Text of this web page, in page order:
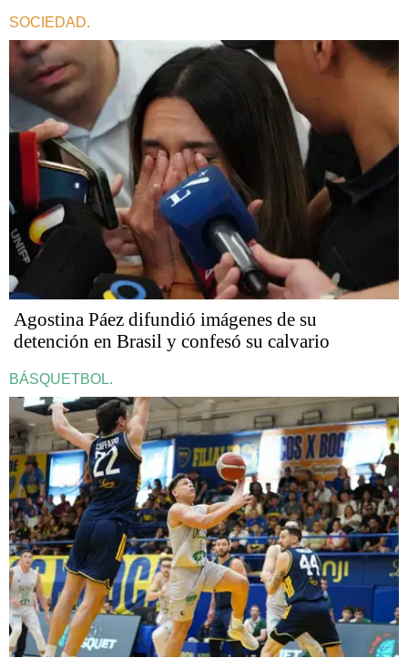
SOCIEDAD.
Agostina Páez difundió imágenes de su
detención en Brasil y confesó su calvario
BÁSQUETBOL.